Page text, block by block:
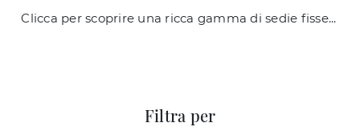
Clicca per scoprire una ricca gamma di sedie fisse per stanze classiche: il modello Eide di Connubia ti aspetta!
Filtra per